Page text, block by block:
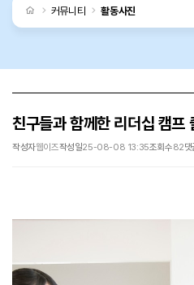
처음으로
커뮤니티 활동사진
친구들과 함께한 리더십 캠프
작성자웹이즈작성일25-08-08 13:35조회수82